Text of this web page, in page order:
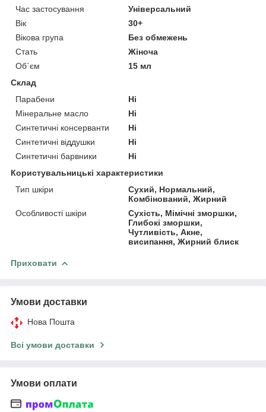
Час застосування
Універсальний
Вік
30+
Вікова група
Без обмежень
Стать
Жіноча
Об`єм
15 мл
Склад
Парабени
Ні
Мінеральне масло
Ні
Синтетичні консерванти
Ні
Синтетичні віддушки
Ні
Синтетичні барвники
Ні
Користувальницькі характеристики
Тип шкіри
Сухий, Нормальний,
Комбінований, Жирний
Особливості шкіри
Сухість, Мімічні зморшки,
Глибокі зморшки,
Чутливість, Акне,
висипання, Жирний блиск
Приховати
Умови доставки
Нова Пошта
Всі умови доставки
Умови оплати